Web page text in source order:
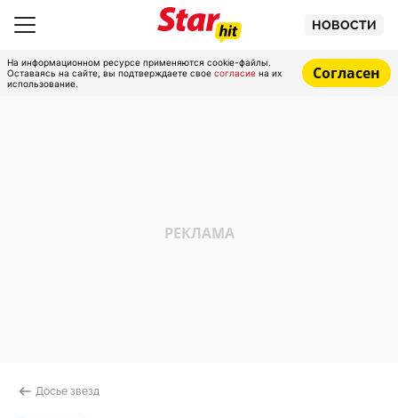
НОВОСТИ
На информационном ресурсе применяются cookie-файлы.
Оставаясь на сайте, вы подтверждаете свое согласие на их
использование.
Согласен
Досье звезд